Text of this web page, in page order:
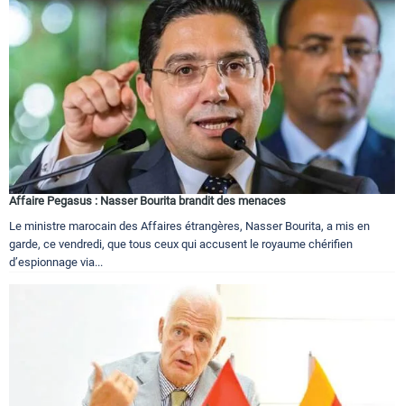
Affaire Pegasus : Nasser Bourita brandit des menaces
Le ministre marocain des Affaires étrangères, Nasser Bourita, a mis en
garde, ce vendredi, que tous ceux qui accusent le royaume chérifien
d’espionnage via...